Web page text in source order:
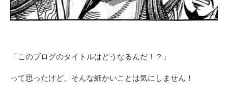
「このブログのタイトルはどうなるんだ！？」
って思ったけど、そんな細かいことは気にしません！